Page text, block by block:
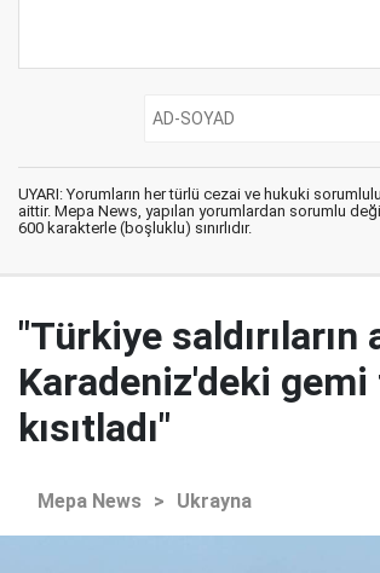
UYARI: Yorumların her türlü cezai ve hukuki
aittir. Mepa News, yapılan yorumlardan sorumlu
600 karakterle (boşluklu) sınırlıdır.
"Türkiye saldırıların
Karadeniz'deki
kısıtladı"
Mepa News > Ukrayna